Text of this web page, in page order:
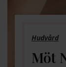
Hudvård
Möt